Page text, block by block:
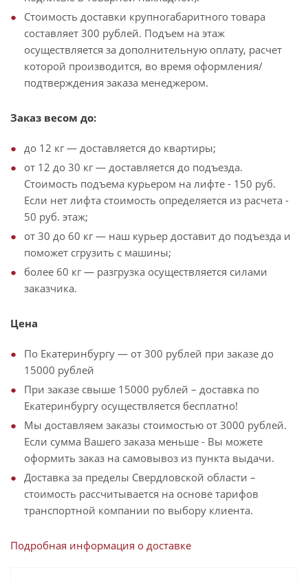
Стоимость доставки крупногабаритного товара
составляет 300 рублей. Подъем на этаж
осуществляется за дополнительную оплату, расчет
которой производится, во время оформления/
подтверждения заказа менеджером.
Заказ весом до:
до 12 кг — доставляется до квартиры;
от 12 до 30 кг — доставляется до подъезда.
Стоимость подъема курьером на лифте - 150 руб.
Если нет лифта стоимость определяется из расчета -
50 руб. этаж;
от 30 до 60 кг — наш курьер доставит до подъезда и
поможет сгрузить с машины;
более 60 кг — разгрузка осуществляется силами
заказчика.
Цена
По Екатеринбургу — от 300 рублей при заказе до
15000 рублей
При заказе свыше 15000 рублей – доставка по
Екатеринбургу осуществляется бесплатно!
Мы доставляем заказы стоимостью от 3000 рублей.
Если сумма Вашего заказа меньше - Вы можете
оформить заказ на самовывоз из пункта выдачи.
Доставка за пределы Свердловской области –
стоимость рассчитывается на основе тарифов
транспортной компании по выбору клиента.
Подробная информация о доставке